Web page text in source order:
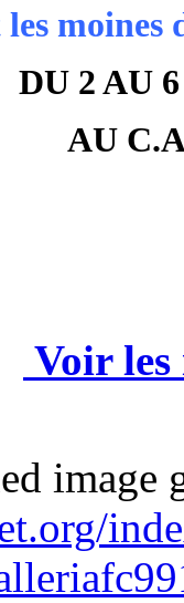
les moines
DU 2 AU
AU
Voir les
image